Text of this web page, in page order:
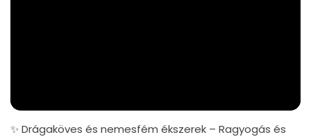
✨ Drágaköves és nemesfém ékszerek – Ragyogás és